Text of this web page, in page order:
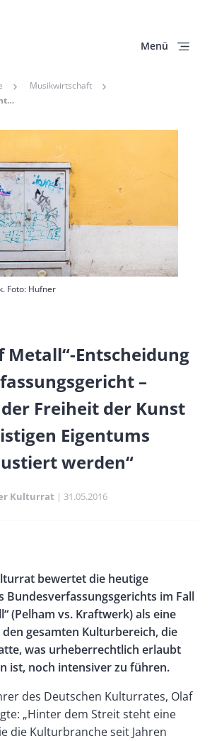
Menü
Musikwirtschaft
„Metall Auf Metall“-Entscheidung Bundesverfassungsgericht – Verhältnis Der Freiheit Der Kunst Und Des Geistigen Eigentums Muss Neu Justiert Werden“
Foto: Hufner
Metall“-Entscheidung
–
Freiheit der Kunst
Eigentums
werden“
Kulturrat Publikationsdatum
31.05.2016
bewertet die heutige
Bundesverfassungsgerichts im Fall
(Pelham vs. Kraftwerk) als eine
gesamten Kulturbereich, die
was urheberrechtlich erlaubt
ist, noch intensiver zu führen.
des Deutschen Kulturrates, Olaf
„Hinter dem Streit steht eine
die Kulturbranche seit Jahren